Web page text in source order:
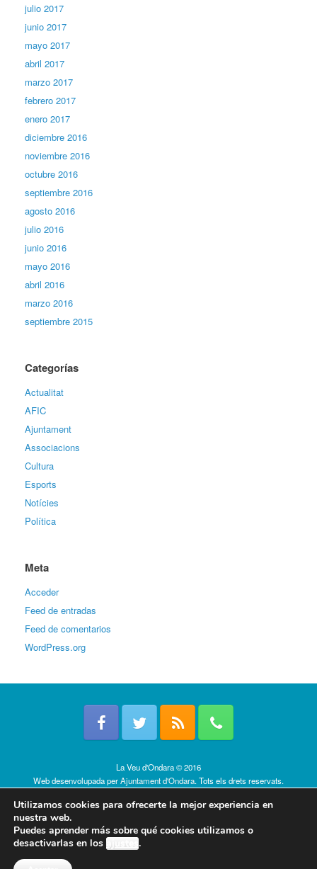
julio 2017
junio 2017
mayo 2017
abril 2017
marzo 2017
febrero 2017
enero 2017
diciembre 2016
noviembre 2016
octubre 2016
septiembre 2016
agosto 2016
julio 2016
junio 2016
mayo 2016
abril 2016
marzo 2016
septiembre 2015
Categorías
Actualitat
AFIC
Ajuntament
Associacions
Cultura
Esports
Notícies
Política
Meta
Acceder
Feed de entradas
Feed de comentarios
WordPress.org
La Veu d'Ondara © 2016
Web desenvolupada perAjuntament d'Ondara. Tots els drets reservats.
Utilizamos cookies para ofrecerte la mejor experiencia en
nuestra web.
Puedes aprender más sobre qué cookies utilizamos o
desactivarlas en los ajustes.